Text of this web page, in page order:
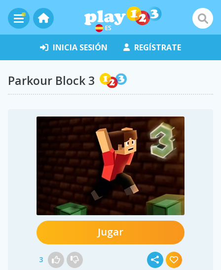
ES
INICIA SESIÓN REGÍSTRATE
Parkour Block 3
Jugar
3